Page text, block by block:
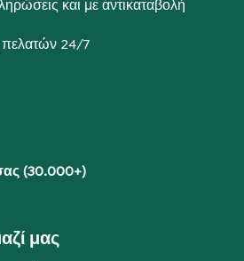
και με αντικαταβολή
24/7
(30.000+)
μας